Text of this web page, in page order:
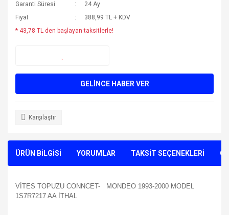
Garanti Süresi
24 Ay
Fiyat
388,99 TL + KDV
* 43,78 TL den başlayan taksitlerle!
GELİNCE HABER VER
Karşılaştır
ÜRÜN BİLGİSİ YORUMLAR TAKSİT SEÇENEKLERİ
VİTES TOPUZU CONNCET- MONDEO 1993-2000 MODEL
1S7R7217 AA İTHAL